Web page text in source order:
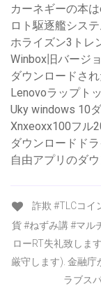
カーネギーの本
ロト駆逐艦シス
ホライズン3トレ
Winbox旧バージ
ダウンロードさ
Lenovoラップト
Uky windows 10
Xnxeoxx100フル
ダウンロードド
自由アプリのダ
詐欺 #TLCコイ
貨 #ねずみ講 #マル
ローRT失礼致しま
厳守します). 金融
ラブス